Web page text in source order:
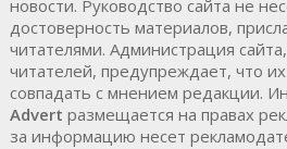
новости. Руководство сайта не
достоверность материалов,
читателями. Администрация
читателей, предупреждает, что
совпадать с мнением редакции.
Advert размещается на правах
за информацию несет